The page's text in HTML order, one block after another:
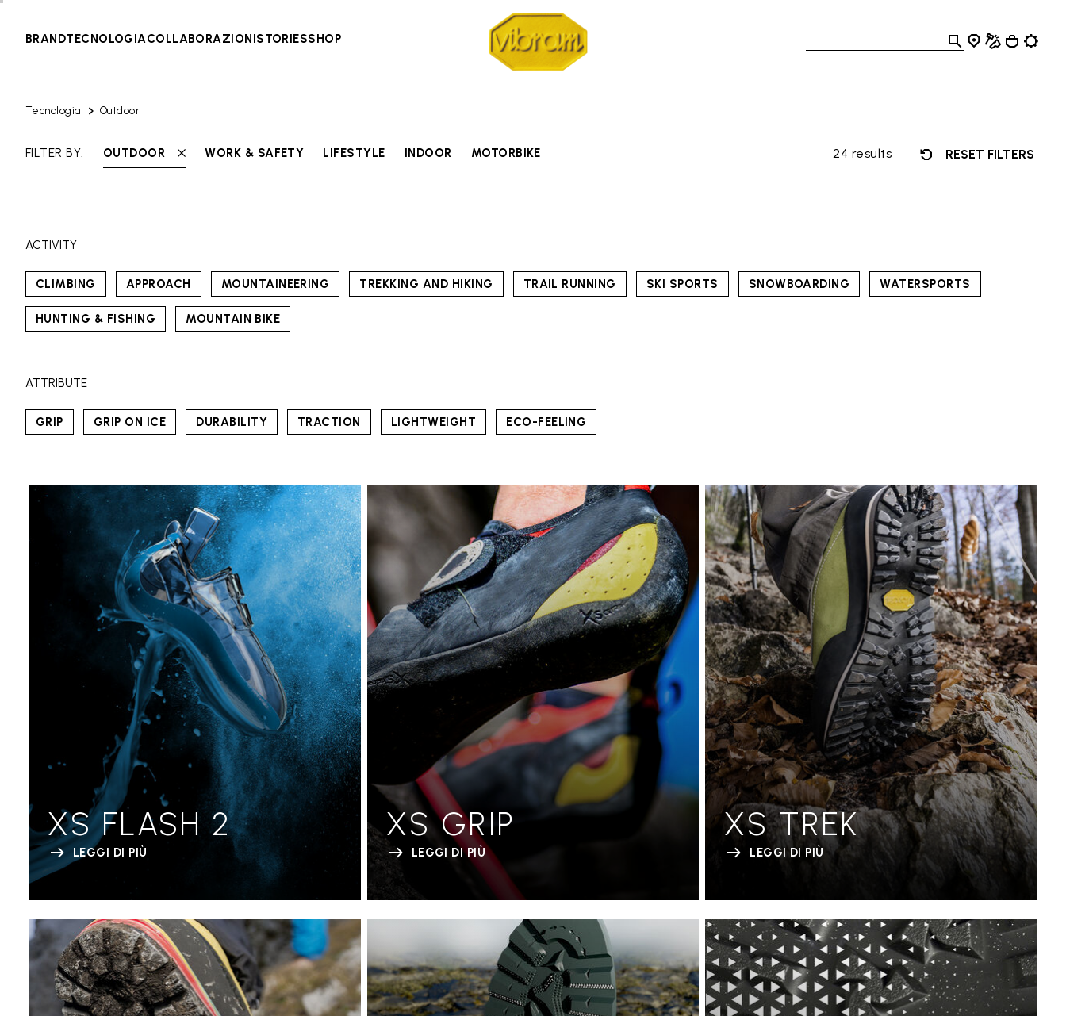
BRANDTECNOLOGIACOLLABORAZIONISTORIESSHOP
Tecnologia Outdoor
FILTER BY: OUTDOOR WORK & SAFETY LIFESTYLE INDOOR MOTORBIKE 24 results RESET FILTERS
ACTIVITY
CLIMBING APPROACH MOUNTAINEERING TREKKING AND HIKING TRAIL RUNNING SKI SPORTS SNOWBOARDING WATERSPORTS
HUNTING & FISHING MOUNTAIN BIKE
ATTRIBUTE
GRIP GRIP ON ICE DURABILITY TRACTION LIGHTWEIGHT ECO-FEELING
XS FLASH 2
LEGGI DI PIÙ
XS GRIP
LEGGI DI PIÙ
XS TREK
LEGGI DI PIÙ